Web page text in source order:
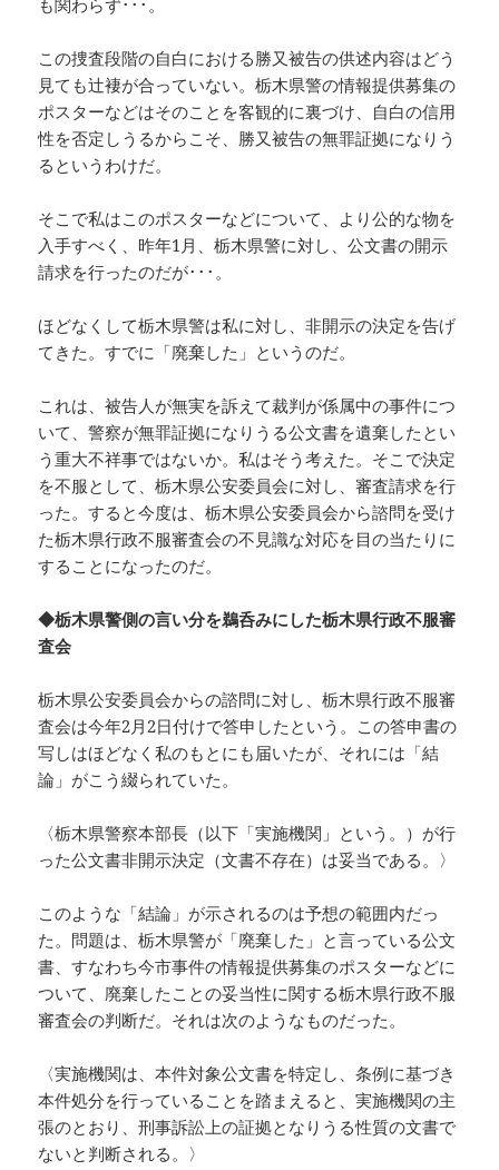
この捜査段階の自白における勝又被告の供述内容はどう
見ても辻褄が合っていない。栃木県警の情報提供募集の
ポスターなどはそのことを客観的に裏づけ、自白の信用
性を否定しうるからこそ、勝又被告の無罪証拠になりう
るというわけだ。
そこで私はこのポスターなどについて、より公的な物を
入手すべく、昨年1月、栃木県警に対し、公文書の開示
請求を行ったのだが･･･。
ほどなくして栃木県警は私に対し、非開示の決定を告げ
てきた。すでに「廃棄した」というのだ。
これは、被告人が無実を訴えて裁判が係属中の事件につ
いて、警察が無罪証拠になりうる公文書を遺棄したとい
う重大不祥事ではないか。私はそう考えた。そこで決定
を不服として、栃木県公安委員会に対し、審査請求を行
った。すると今度は、栃木県公安委員会から諮問を受け
た栃木県行政不服審査会の不見識な対応を目の当たりに
することになったのだ。
◆栃木県警側の言い分を鵜呑みにした栃木県行政不服審
査会
栃木県公安委員会からの諮問に対し、栃木県行政不服審
査会は今年2月2日付けで答申したという。この答申書の
写しはほどなく私のもとにも届いたが、それには「結
論」がこう綴られていた。
〈栃木県警察本部長（以下「実施機関」という。）が行
った公文書非開示決定（文書不存在）は妥当である。〉
このような「結論」が示されるのは予想の範囲内だっ
た。問題は、栃木県警が「廃棄した」と言っている公文
書、すなわち今市事件の情報提供募集のポスターなどに
ついて、廃棄したことの妥当性に関する栃木県行政不服
審査会の判断だ。それは次のようなものだった。
〈実施機関は、本件対象公文書を特定し、条例に基づき
本件処分を行っていることを踏まえると、実施機関の主
張のとおり、刑事訴訟上の証拠となりうる性質の文書で
ないと判断される。〉